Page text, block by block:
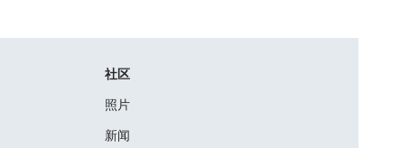
社区
照片
新闻